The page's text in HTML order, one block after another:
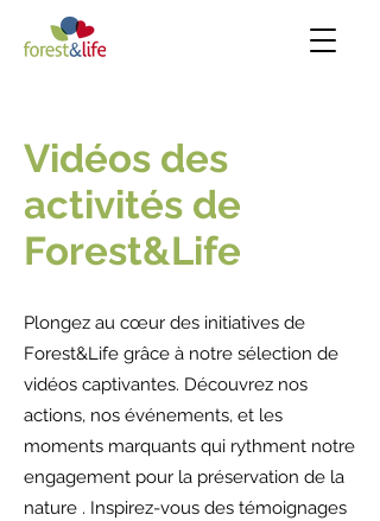
Vidéos des
activités de
Forest&Life
Plongez au cœur des initiatives de
Forest&Life grâce à notre sélection de
vidéos captivantes. Découvrez nos
actions, nos événements, et les
moments marquants qui rythment notre
engagement pour la préservation de la
nature . Inspirez-vous des témoignages